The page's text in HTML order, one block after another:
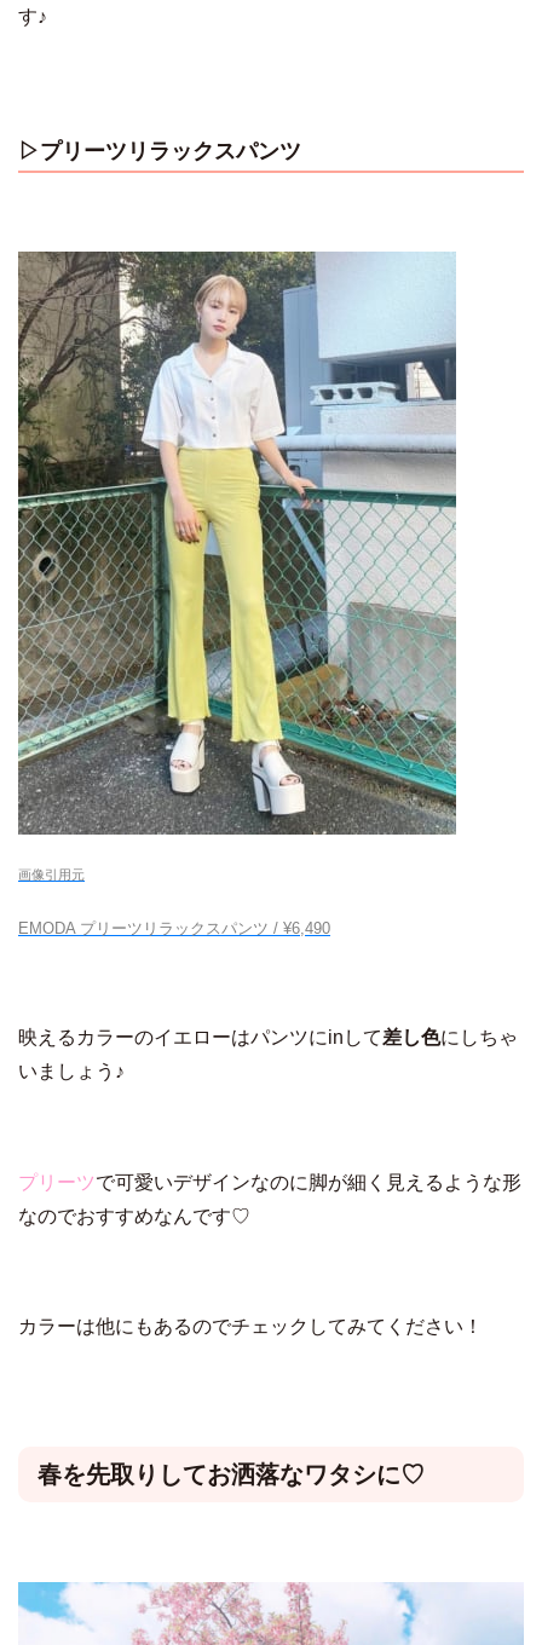
す♪
▷プリーツリラックスパンツ
画像引用元
EMODA プリーツリラックスパンツ / ¥6,490
映えるカラーのイエローはパンツにinして差し色にしちゃ
いましょう♪
プリーツで可愛いデザインなのに脚が細く見えるような形
なのでおすすめなんです♡
カラーは他にもあるのでチェックしてみてください！
春を先取りしてお洒落なワタシに♡